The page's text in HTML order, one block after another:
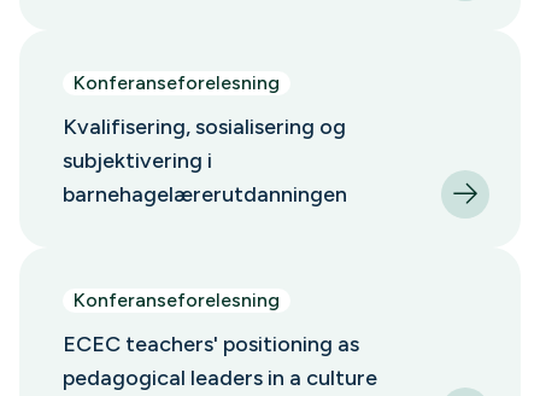
Konferanseforelesning
Kvalifisering, sosialisering og
subjektivering i
barnehagelærerutdanningen
Konferanseforelesning
ECEC teachers' positioning as
pedagogical leaders in a culture